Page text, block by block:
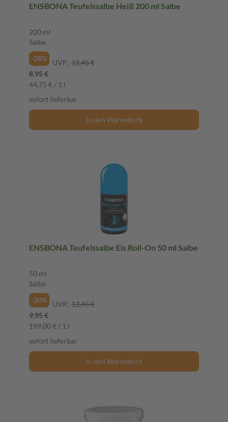
ENSBONA Teufelssalbe Heiß 200 ml Salbe
200 ml
Salbe
-28%
UVP: 12,45 €
8,95 €
44,75 € / 1 l
sofort lieferbar
In den Warenkorb
ENSBONA Teufelssalbe Eis Roll-On 50 ml Salbe
50 ml
Salbe
-20%
UVP: 12,45 €
9,95 €
199,00 € / 1 l
sofort lieferbar
In den Warenkorb